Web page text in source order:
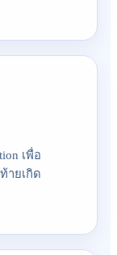
เพื่อ
ายเกิด